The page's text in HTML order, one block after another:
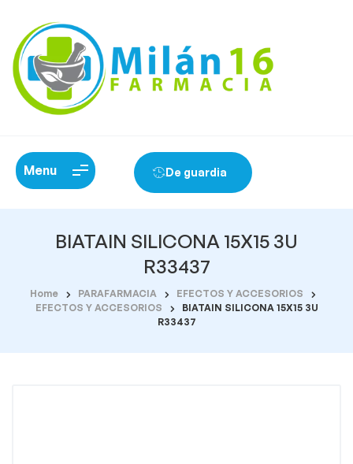
Menu De guardia
BIATAIN SILICONA 15X15 3U
R33437
Home PARAFARMACIA
EFECTOS Y ACCESORIOS
EFECTOS Y ACCESORIOS
BIATAIN SILICONA 15X15 3U
R33437